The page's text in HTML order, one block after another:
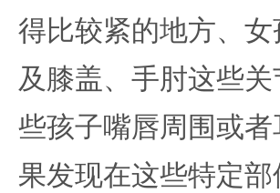
得比较紧的地方、
及膝盖、手肘这些
些孩子嘴唇周围或
果发现在这些特定